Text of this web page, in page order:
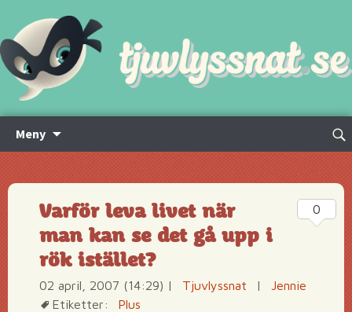
Meny
innehåll
Sök
Varför leva livet när
man kan se det gå upp i
rök istället?
02 april, 2007 (14:29) | Tjuvlyssnat |
Jennie
Etiketter:
Plus
0